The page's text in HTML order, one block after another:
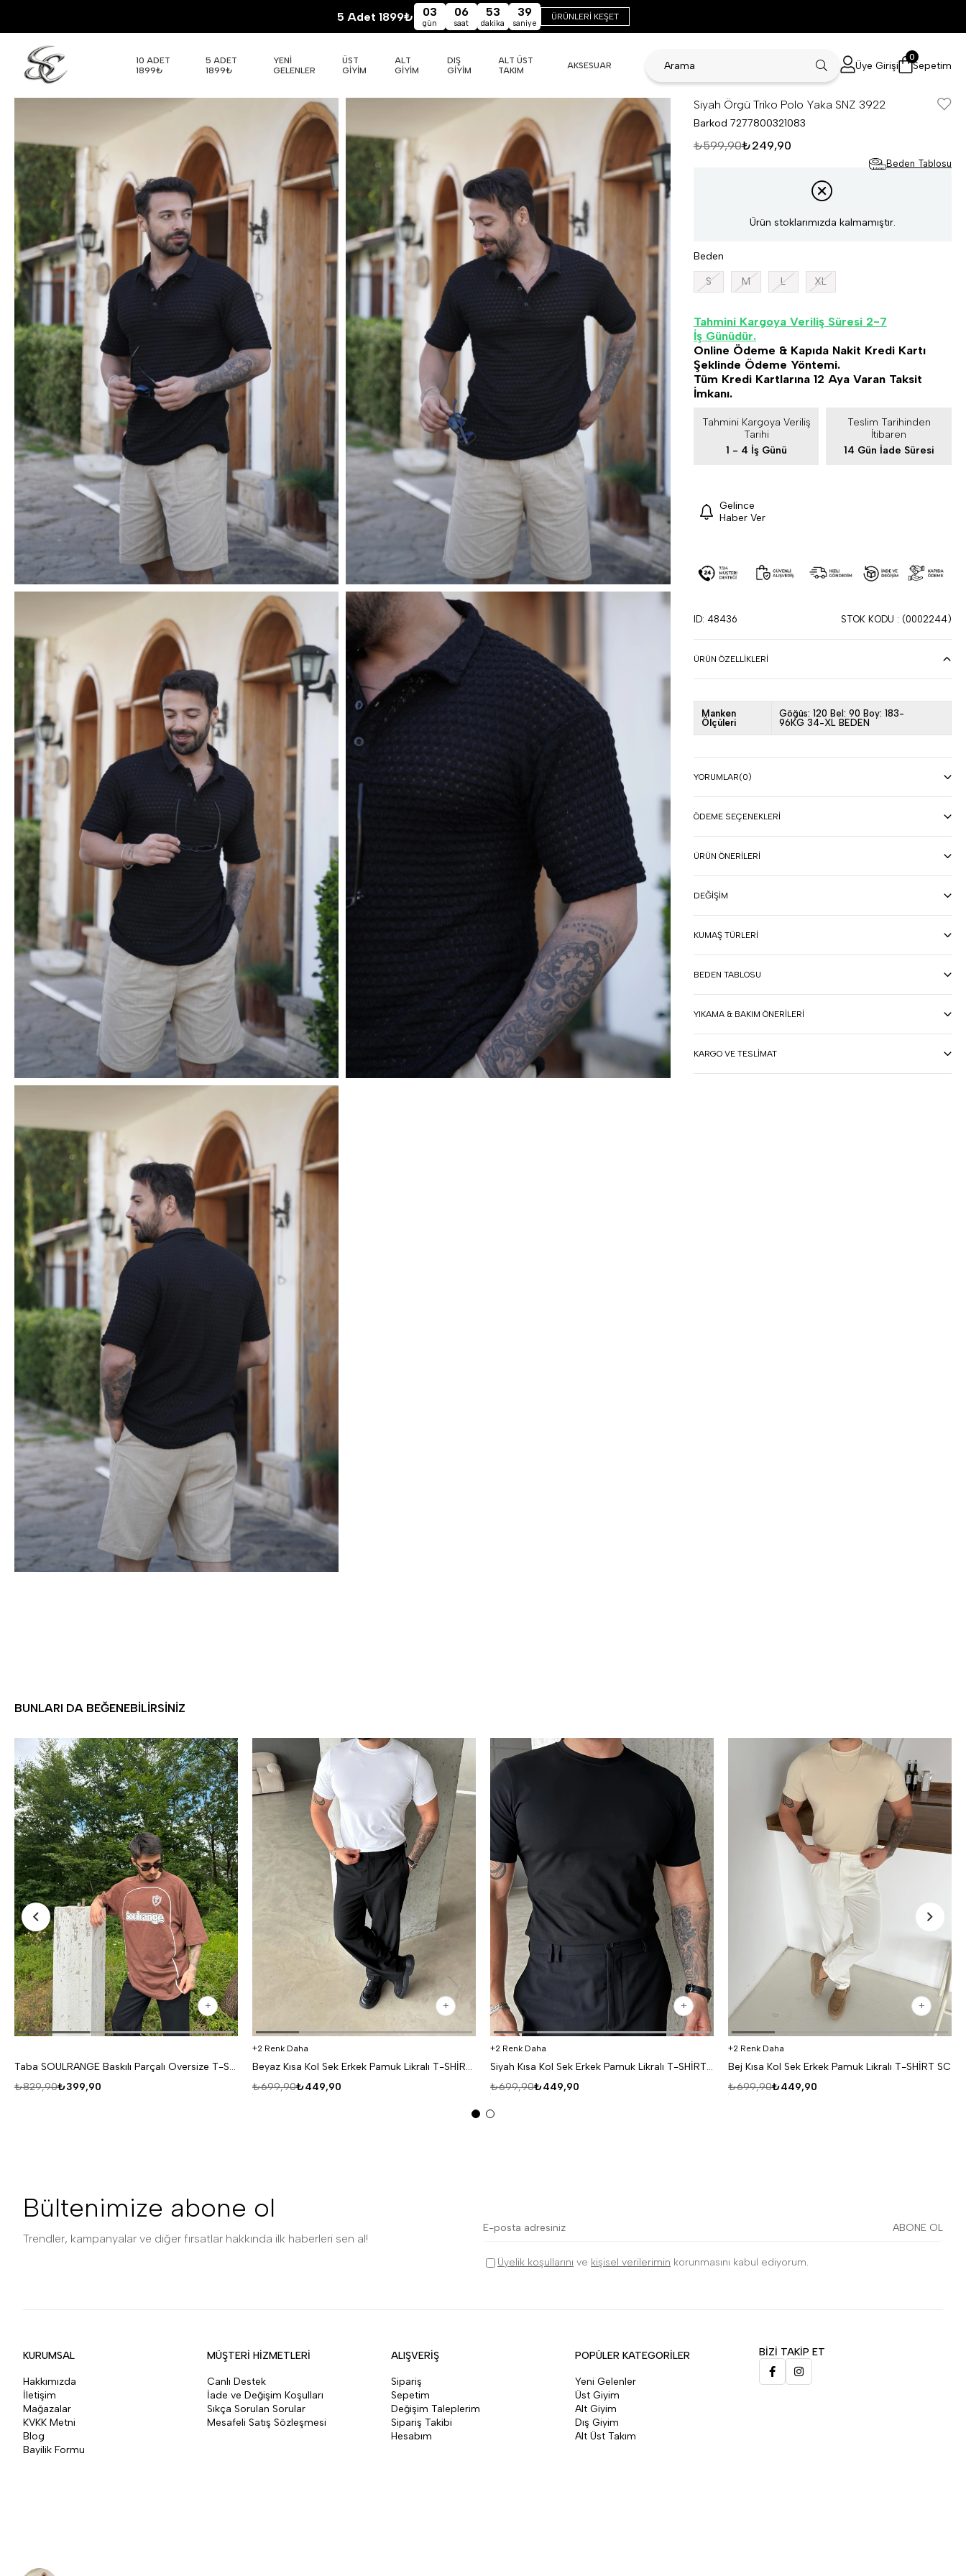
5 Adet 1899₺ 03
gün
06
saat
53
dakika
37
saniye
ÜRÜNLERİ KEŞET
10 ADET
1899₺
5 ADET
1899₺
YENİ
GELENLER
ÜST
GİYİM
ALT
GİYİM
DIŞ
GİYİM
ALT ÜST
TAKIM
AKSESUAR Üye Girişi Sepetim
0
Siyah Örgü Triko Polo Yaka SNZ 3922
Barkod 7277800321083
₺599,90₺249,90
Beden Tablosu
Ürün stoklarımızda kalmamıştır.
Beden
S M L XL
Tahmini Kargoya Veriliş Süresi 2-7
İş Günüdür.
Online Ödeme & Kapıda Nakit Kredi Kartı
Şeklinde Ödeme Yöntemi.
Tüm Kredi Kartlarına 12 Aya Varan Taksit
İmkanı.
Tahmini Kargoya Veriliş
Tarihi
1 - 4 İş Günü
Teslim Tarihinden
İtibaren
14 Gün İade Süresi
Gelince
Haber Ver
ID: 48436 STOK KODU (0002244)
ÜRÜN ÖZELLIKLERI
Manken
Ölçüleri
Göğüs: 120 Bel: 90 Boy: 183-
96KG 34-XL BEDEN
YORUMLAR(0)
ÖDEME SEÇENEKLERI
ÜRÜN ÖNERILERI
DEĞIŞIM
KUMAŞ TÜRLERI
BEDEN TABLOSU
YIKAMA & BAKIM ÖNERILERI
KARGO VE TESLIMAT
BUNLARI DA BEĞENEBILIRSINIZ
Taba SOULRANGE Baskılı Parçalı Oversize T-SHIRT PNC 1009
₺399,90
₺829,90
2 Renk Daha
Beyaz Kısa Kol Sek Erkek Pamuk Likralı T-SHİRT SC
₺449,90
₺699,90
2 Renk Daha
Siyah Kısa Kol Sek Erkek Pamuk Likralı T-SHİRT SC
₺449,90
₺699,90
2 Renk Daha
Bej Kısa Kol Sek Erkek Pamuk Likralı T-SHİRT SC
₺449,90
₺699,90
Bültenimize abone ol
Trendler, kampanyalar ve diğer fırsatlar hakkında ilk haberleri sen al!
ABONE OL
Üyelik koşullarını ve kişisel verilerimin korunmasını kabul ediyorum.
KURUMSAL
Hakkımızda
İletişim
Mağazalar
KVKK Metni
Blog
Bayilik Formu
MÜŞTERİ HİZMETLERİ
Canlı Destek
İade ve Değişim Koşulları
Sıkça Sorulan Sorular
Mesafeli Satış Sözleşmesi
ALIŞVERİŞ
Sipariş
Sepetim
Değişim Taleplerim
Sipariş Takibi
Hesabım
POPÜLER KATEGORİLER
Yeni Gelenler
Üst Giyim
Alt Giyim
Dış Giyim
Alt Üst Takım
BİZİ TAKİP ET